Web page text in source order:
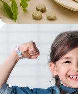
vezi si...
Suplimente